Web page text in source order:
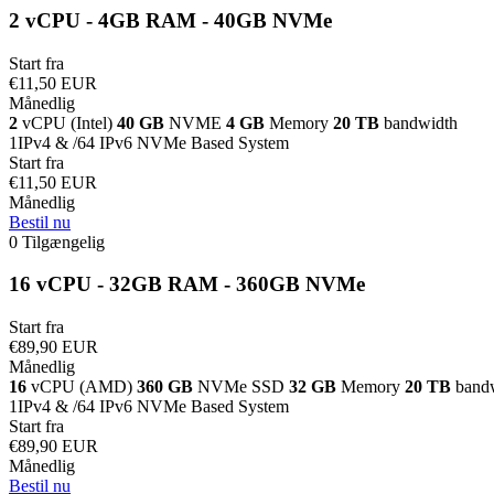
2 vCPU - 4GB RAM - 40GB NVMe
Start fra
€11,50 EUR
Månedlig
2 vCPU (Intel) 40 GB NVME 4 GB Memory 20 TB bandwidth
1IPv4 & /64 IPv6 NVMe Based System
Start fra
€11,50 EUR
Månedlig
Bestil nu
0 Tilgængelig
16 vCPU - 32GB RAM - 360GB NVMe
Start fra
€89,90 EUR
Månedlig
16 vCPU (AMD) 360 GB NVMe SSD 32 GB Memory 20 TB
1IPv4 & /64 IPv6 NVMe Based System
Start fra
€89,90 EUR
Månedlig
Bestil nu